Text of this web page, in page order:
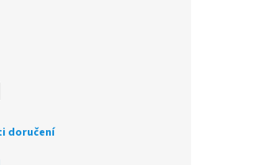
doručení